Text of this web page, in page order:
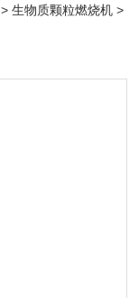
>生物质颗粒燃烧机 >